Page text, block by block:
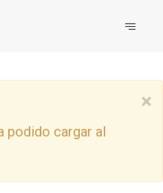
×
podido cargar al